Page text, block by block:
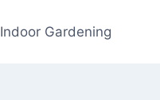
Indoor Gardening